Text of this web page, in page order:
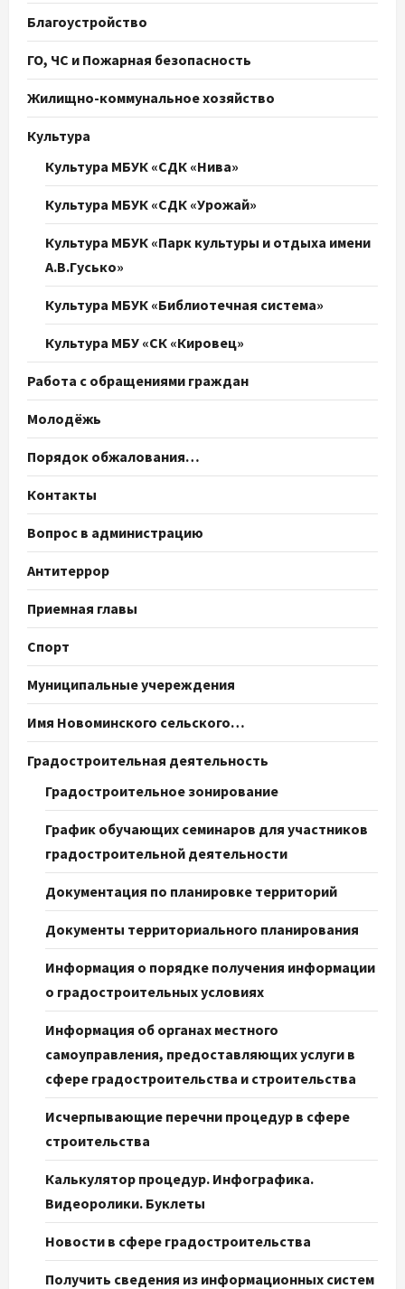
Благоустройство
ГО, ЧС и Пожарная безопасность
Жилищно-коммунальное хозяйство
Культура
Культура МБУК «СДК «Нива»
Культура МБУК «СДК «Урожай»
Культура МБУК «Парк культуры и отдыха имени
А.В.Гусько»
Культура МБУК «Библиотечная система»
Культура МБУ «СК «Кировец»
Работа с обращениями граждан
Молодёжь
Порядок обжалования…
Контакты
Вопрос в администрацию
Антитеррор
Приемная главы
Спорт
Муниципальные учереждения
Имя Новоминского сельского…
Градостроительная деятельность
Градостроительное зонирование
График обучающих семинаров для участников
градостроительной деятельности
Документация по планировке территорий
Документы территориального планирования
Информация о порядке получения информации
о градостроительных условиях
Информация об органах местного
самоуправления, предоставляющих услуги в
сфере градостроительства и строительства
Исчерпывающие перечни процедур в сфере
строительства
Калькулятор процедур. Инфографика.
Видеоролики. Буклеты
Новости в сфере градостроительства
Получить сведения из информационных систем